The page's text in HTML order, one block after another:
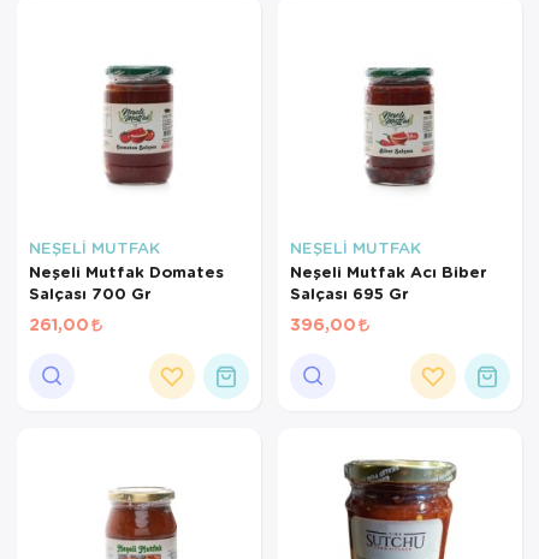
NEŞELİ MUTFAK
Neşeli Mutfak Domates
Salçası 700 Gr
261,00
NEŞELİ MUTFAK
Neşeli Mutfak Acı Biber
Salçası 695 Gr
396,00